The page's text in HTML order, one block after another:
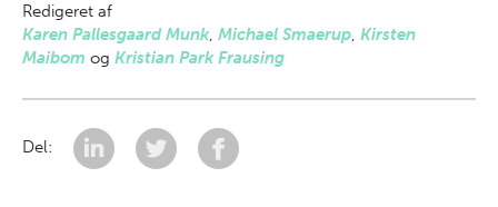
Redigeret af
Karen Pallesgaard Munk, Michael Smaerup, Kirsten
Maibom og Kristian Park Frausing
Del: